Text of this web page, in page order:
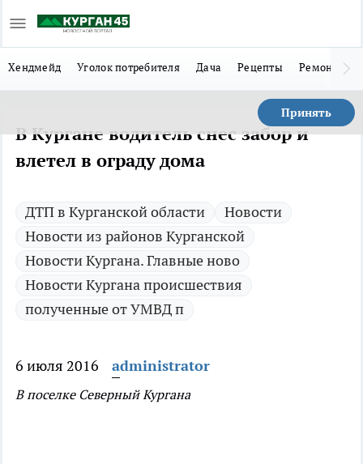
Хендмейд Уголок потребителя Дача Рецепты Ремонт
Принять
В Кургане водитель снес забор и
влетел в ограду дома
ДТП в Курганской области
Новости
Новости из районов Курганской
Новости Кургана. Главные ново
Новости Кургана происшествия
полученные от УМВД п
6 июля 2016 administrator
В поселке Северный Кургана